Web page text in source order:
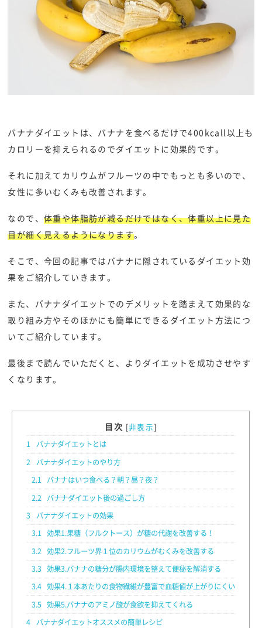
バナナダイエットは、バナナを食べるだけで400kcall以上も
カロリーを抑えられるのでダイエットに効果的です。
それに加えてカリウムがフルーツの中でもっとも多いので、
女性に多いむくみも改善されます。
なので、体重や体脂肪が減るだけではなく、体重以上に見た
目が細く見えるようになります。
そこで、今回の記事ではバナナに隠されているダイエット効
果をご紹介していきます。
また、バナナダイエットでのデメリットを踏まえて効果的な
取り組み方やそのほかにも簡単にできるダイエット方法につ
いてご紹介しています。
最後まで読んでいただくと、よりダイエットを成功させやす
くなります。
目次 [非表示]
1
バナナダイエットとは
2
バナナダイエットのやり方
2.1
バナナはいつ食べる？朝？昼？夜？
2.2
バナナダイエット後の過ごし方
3
バナナダイエットの効果
3.1 効果1.果糖（フルクトース）が糖の代謝を改善する！
3.2 効果2.フルーツ界１位のカリウムがむくみを改善する
3.3 効果3.バナナの糖分が腸内環境を整えて便秘を解消する
3.4 効果4.１本あたりの食物繊維が豊富で血糖値が上がりにくい
3.5 効果5.バナナのアミノ酸が食欲を抑えてくれる
4
バナナダイエットオススメの簡単レシピ